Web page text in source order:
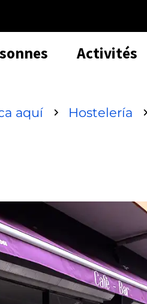
Activités
aquí Hostelería